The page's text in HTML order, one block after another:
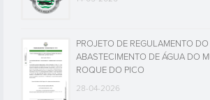
PROJETO DE REGULAMENTO
ABASTECIMENTO DE ÁGUA DO
ROQUE DO PICO
28-04-2026